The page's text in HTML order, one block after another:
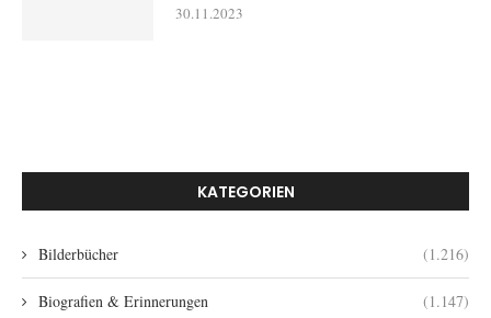
30.11.2023
KATEGORIEN
Bilderbücher (1.216)
Biografien & Erinnerungen (1.147)